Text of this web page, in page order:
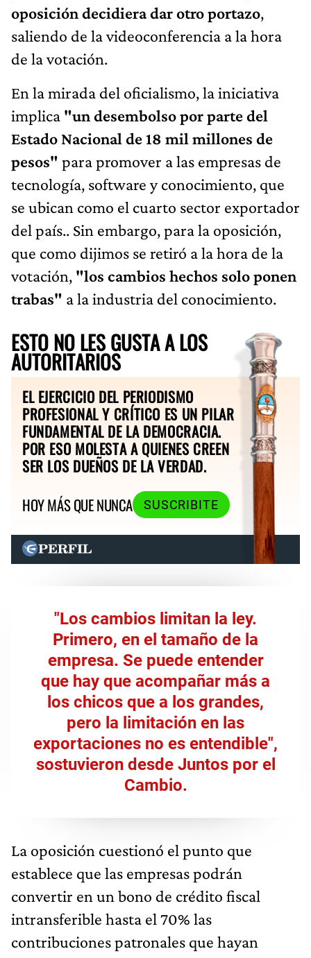
oposición decidiera dar otro portazo,
saliendo de la videoconferencia a la hora
de la votación.
En la mirada del oficialismo, la iniciativa
implica "un desembolso por parte del
Estado Nacional de 18 mil millones de
pesos" para promover a las empresas de
tecnología, software y conocimiento, que
se ubican como el cuarto sector exportador
del país.. Sin embargo, para la oposición,
que como dijimos se retiró a la hora de la
votación, "los cambios hechos solo ponen
trabas" a la industria del conocimiento.
ESTO NO LES GUSTA A LOS
AUTORITARIOS
EL EJERCICIO DEL PERIODISMO
PROFESIONAL Y CRÍTICO ES UN PILAR
FUNDAMENTAL DE LA DEMOCRACIA.
POR ESO MOLESTA A QUIENES CREEN
SER LOS DUEÑOS DE LA VERDAD.
HOY MÁS QUE NUNCA
SUSCRIBITE
"Los cambios limitan la ley.
Primero, en el tamaño de la
empresa. Se puede entender
que hay que acompañar más a
los chicos que a los grandes,
pero la limitación en las
exportaciones no es entendible",
sostuvieron desde Juntos por el
Cambio.
La oposición cuestionó el punto que
establece que las empresas podrán
convertir en un bono de crédito fiscal
intransferible hasta el 70% las
contribuciones patronales que hayan